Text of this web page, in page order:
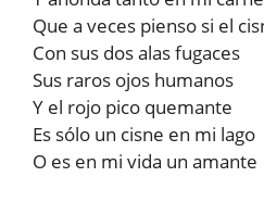
Que a veces pienso si el
Con sus dos alas fugaces
Sus raros ojos humanos
Y el rojo pico quemante
Es sólo un cisne en mi lago
O es en mi vida un amante